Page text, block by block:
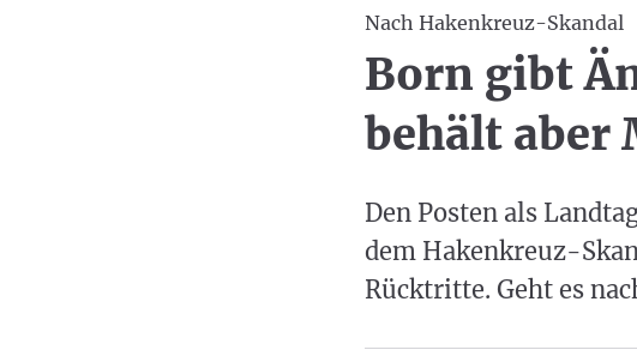
Nach Hakenkreuz-Skandal
Born gibt
behält aber
Den Posten als
dem Hakenkreuz-
Rücktritte. Geht es